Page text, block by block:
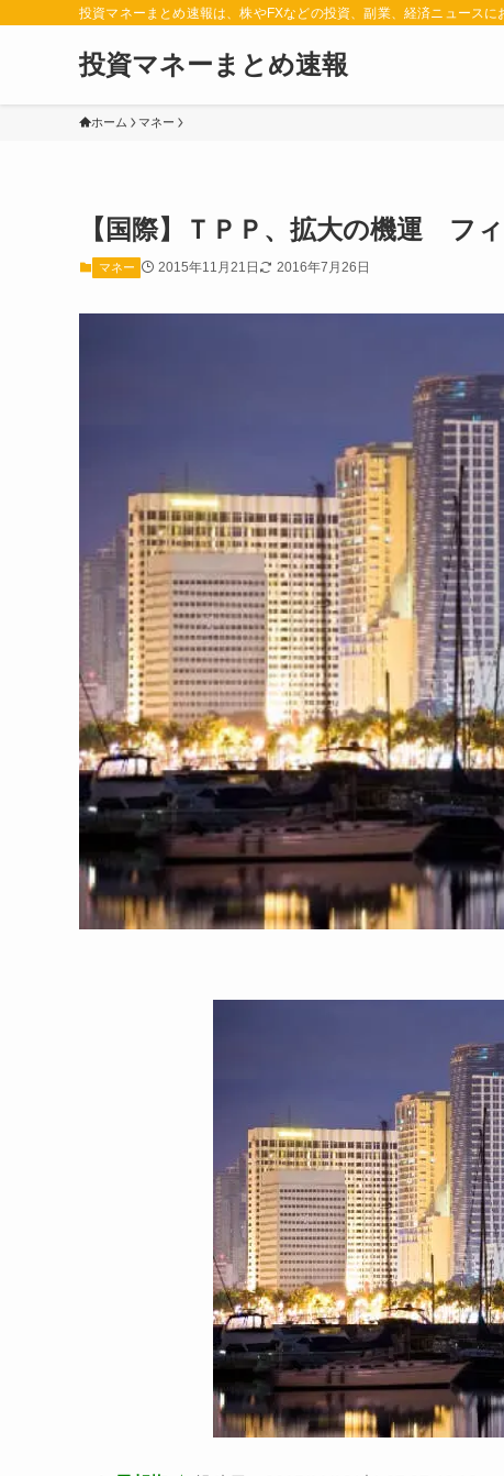
投資マネーまとめ速報は、株やFXなどの投資、副業、経済ニュース
投資マネーまとめ速報
ホーム マネー
【国際】ＴＰＰ、拡大の機運 フ
マネー 2015年11月21日 2016年7月26日